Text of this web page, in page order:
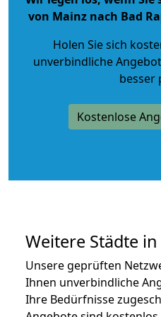
von Mainz nach Bad
Holen Sie sich
unverbindliche
besser
Kostenlose
Weitere Städte
Unsere geprüften
Ihnen unverbindliche
Ihre Bedürfnisse